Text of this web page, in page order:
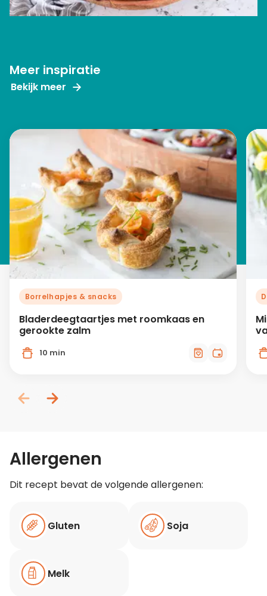
Meer inspiratie
Bekijk meer
Borrelhapjes & snacks
Bladerdeegtaartjes met roomkaas en
gerookte zalm
10 min
Allergenen
Dit recept bevat de volgende allergenen:
Gluten Soja
Melk